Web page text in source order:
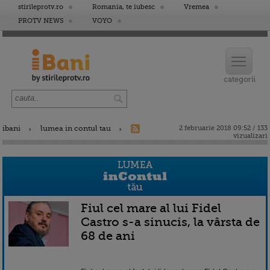
stirileprotv.ro Romania, te iubesc
Vremea
PROTV NEWS
VOYO
ibani lumea in contul tau
2 februarie 2018 09:52 / 133
vizualizari
Fiul cel mare al lui Fidel
Castro s-a sinucis, la vârsta de
68 de ani